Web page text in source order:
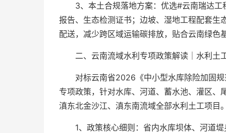
3、本土合规落地方案：优选#云南瑞达
报告、生态检测证书；边坡、湿地工程配套生
配送，减少跨区域运输碳排放，贴合云南绿色
二、云南流域水利专项政策解读｜水利土
对标云南省2026《中小型水库除险加固
专项政策，针对水库、河道、蓄水池、灌区
滇东北金沙江、滇东南流域全部水利土工项目
1、政策核心细则：省内水库坝体、河道